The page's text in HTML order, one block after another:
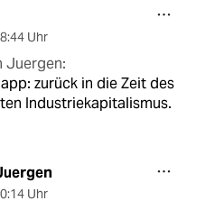
Uhr
Juergen:
zurück in die Zeit des
Industriekapitalismus.
Uhr